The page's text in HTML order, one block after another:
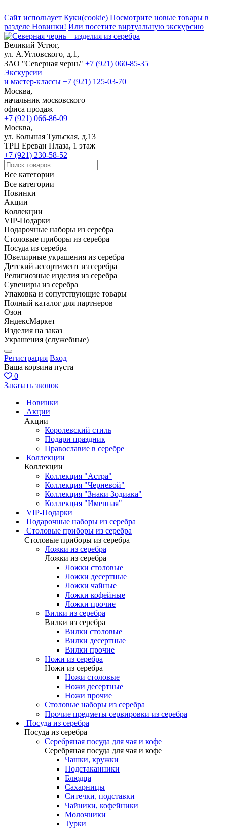
Сайт использует Куки(cookie) Посмотрите новые товары в
разделе Новинки! Или посетите виртуальную экскурсию
Великий Устюг,
ул. А.Угловского, д.1,
ЗАО "Северная чернь" +7 (921) 060-85-35
Экскурсии
и мастер-классы +7 (921) 125-03-70
Москва,
начальник московского
офиса продаж
+7 (921) 066-86-09
Москва,
ул. Большая Тульская, д.13
ТРЦ Ереван Плаза, 1 этаж
+7 (921) 230-58-52
Все категории
Все категории
Новинки
Акции
Коллекции
VIP-Подарки
Подарочные наборы из серебра
Столовые приборы из серебра
Посуда из серебра
Ювелирные украшения из серебра
Детский ассортимент из серебра
Религиозные изделия из серебра
Сувениры из серебра
Упаковка и сопутствующие товары
Полный каталог для партнеров
Озон
ЯндексМаркет
Изделия на заказ
Украшения (служебные)
Регистрация Вход
Ваша корзина пуста
0
Заказать звонок
Новинки
Акции
Акции
Королевский стиль
Подари праздник
Православие в серебре
Коллекции
Коллекции
Коллекция "Астра"
Коллекция "Черневой"
Коллекция "Знаки Зодиака"
Коллекция "Именная"
VIP-Подарки
Подарочные наборы из серебра
Столовые приборы из серебра
Столовые приборы из серебра
Ложки из серебра
Ложки из серебра
Ложки столовые
Ложки десертные
Ложки чайные
Ложки кофейные
Ложки прочие
Вилки из серебра
Вилки из серебра
Вилки столовые
Вилки десертные
Вилки прочие
Ножи из серебра
Ножи из серебра
Ножи столовые
Ножи десертные
Ножи прочие
Столовые наборы из серебра
Прочие предметы сервировки из серебра
Посуда из серебра
Посуда из серебра
Серебряная посуда для чая и кофе
Серебряная посуда для чая и кофе
Чашки, кружки
Подстаканники
Блюдца
Сахарницы
Ситечки, подставки
Чайники, кофейники
Молочники
Турки